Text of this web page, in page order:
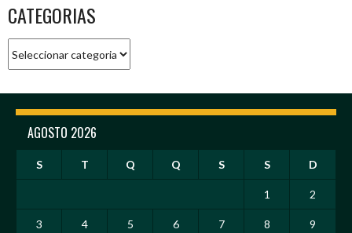
CATEGORIAS
AGOSTO 2026
S T Q Q S S D
1 2
3 4 5 6 7 8 9